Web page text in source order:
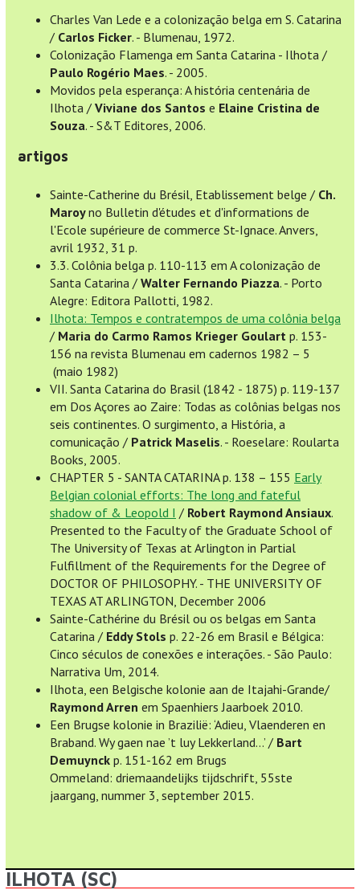
Charles Van Lede e a colonização belga em S. Catarina
/ Carlos Ficker. - Blumenau, 1972.
Colonização Flamenga em Santa Catarina - Ilhota /
Paulo Rogério Maes. - 2005.
Movidos pela esperança: A história centenária de
Ilhota / Viviane dos Santos e Elaine Cristina de
Souza. - S&T Editores, 2006.
artigos
Sainte-Catherine du Brésil, Etablissement belge / Ch.
Maroyno Bulletin d'études et d'informations de
l'Ecole supérieure de commerce St-Ignace. Anvers,
avril 1932, 31 p.
3.3. Colônia belga p. 110-113 em A colonização de
Santa Catarina / Walter Fernando Piazza. - Porto
Alegre: Editora Pallotti, 1982.
Ilhota: Tempos e contratempos de uma colônia belga
/ Maria do Carmo Ramos Krieger Goulart p. 153-
156 na revista Blumenau em cadernos 1982 – 5
(maio 1982)
VII. Santa Catarina do Brasil (1842 - 1875) p. 119-137
em Dos Açores ao Zaire: Todas as colônias belgas nos
seis continentes. O surgimento, a História, a
comunicação / Patrick Maselis. - Roeselare: Roularta
Books, 2005.
CHAPTER 5 - SANTA CATARINA p. 138 – 155 Early
Belgian colonial efforts: The long and fateful
shadow of & Leopold I / Robert Raymond Ansiaux.
Presented to the Faculty of the Graduate School of
The University of Texas at Arlington in Partial
Fulfillment of the Requirements for the Degree of
DOCTOR OF PHILOSOPHY. - THE UNIVERSITY OF
TEXAS AT ARLINGTON, December 2006
Sainte-Cathérine du Brésil ou os belgas em Santa
Catarina / Eddy Stols p. 22-26 em Brasil e Bélgica:
Cinco séculos de conexões e interações. - São Paulo:
Narrativa Um, 2014.
Ilhota, een Belgische kolonie aan de Itajahi-Grande/
Raymond Arren em Spaenhiers Jaarboek 2010.
Een Brugse kolonie in Brazilië: ‘Adieu, Vlaenderen en
Braband. Wy gaen nae ’t luy Lekkerland…’ / Bart
Demuynck p. 151-162 em Brugs
Ommeland: driemaandelijks tijdschrift, 55ste
jaargang, nummer 3, september 2015.
ILHOTA (SC)